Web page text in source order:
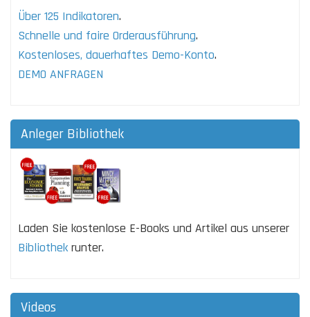
Über 125 Indikatoren.
Schnelle und faire Orderausführung.
Kostenloses, dauerhaftes Demo-Konto.
DEMO ANFRAGEN
Anleger Bibliothek
Laden Sie kostenlose E-Books und Artikel aus unserer
Bibliothekrunter.
Videos